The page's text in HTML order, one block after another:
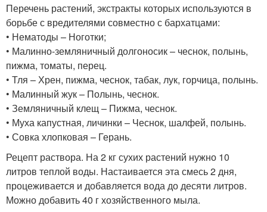
Перечень растений, экстракты которых используются в
борьбе с вредителями совместно с бархатцами:
• Нематоды – Ноготки;
• Малинно-земляничный долгоносик – чеснок, полынь,
пижма, томаты, перец.
• Тля – Хрен, пижма, чеснок, табак, лук, горчица, полынь.
• Малинный жук – Полынь, чеснок.
• Земляничный клещ – Пижма, чеснок.
• Муха капустная, личинки – Чеснок, шалфей, полынь.
• Совка хлопковая – Герань.
Рецепт раствора. На 2 кг сухих растений нужно 10
литров теплой воды. Настаивается эта смесь 2 дня,
процеживается и добавляется вода до десяти литров.
Можно добавить 40 г хозяйственного мыла.